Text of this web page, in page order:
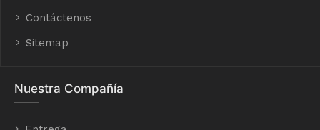
Contáctenos
Sitemap
Nuestra Compañía